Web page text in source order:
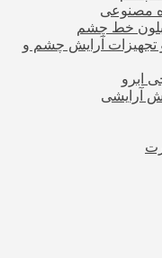
مصنوعی
خط چشم
تجهیزات آرایش چشم و
ابرو
آرایشی